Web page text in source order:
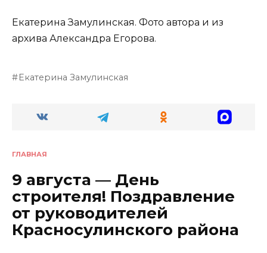
Екатерина Замулинская. Фото автора и из
архива Александра Егорова.
Екатерина Замулинская
ГЛАВНАЯ
9 августа — День
строителя! Поздравление
от руководителей
Красносулинского района